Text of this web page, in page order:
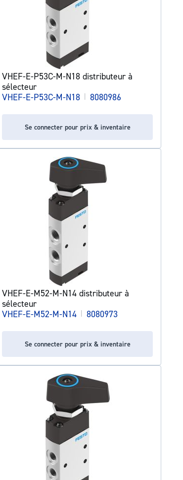
VHEF-E-P53C-M-N18 distributeur à
sélecteur
VHEF-E-P53C-M-N18 | 8080986
Se connecter pour prix & inventaire
VHEF-E-M52-M-N14 distributeur à
sélecteur
VHEF-E-M52-M-N14 | 8080973
Se connecter pour prix & inventaire